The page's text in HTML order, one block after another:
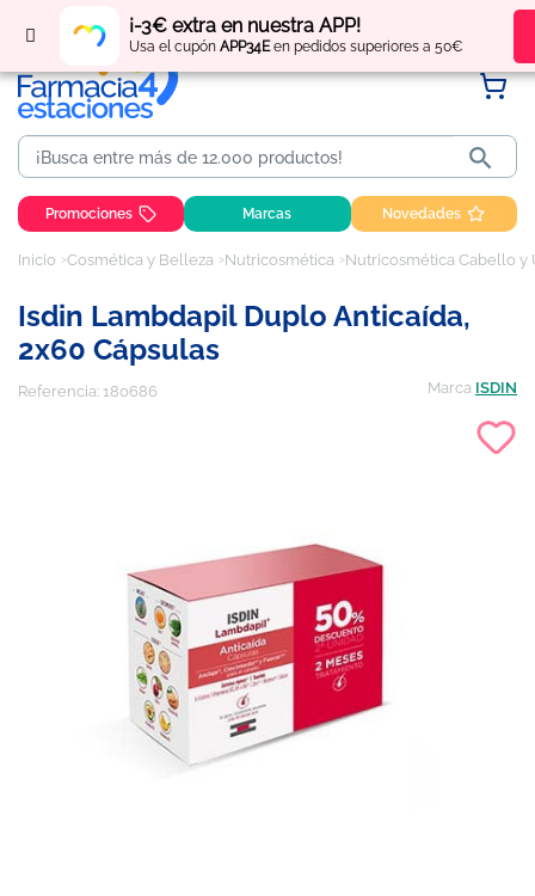
¡-3€ extra en nuestra APP!
Usa el cupón APP34Een pedidos superiores a 50€
Regístratey obtén puntos por tus compras

Promociones Marcas Novedades
Inicio Cosmética y Belleza Nutricosmética Nutricosmética Cabello y
Isdin Lambdapil Duplo Anticaída,
2x60 Cápsulas
Referencia: 180686 Marca ISDIN